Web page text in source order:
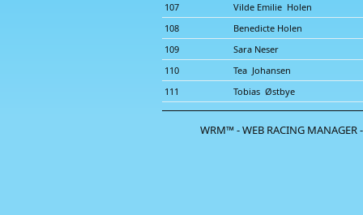
107
Vilde Emilie Holen
108
Benedicte Holen
109
Sara Neser
110
Tea Johansen
111
Tobias Østbye
WRM™ - WEB RACING MANAGER